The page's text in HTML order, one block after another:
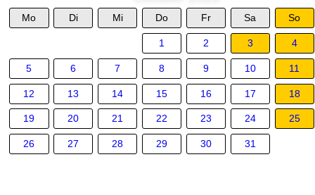
Mo Di Mi Do Fr Sa So
1 2 3 4
5 6 7 8 9 10 11
12 13 14 15 16 17 18
19 20 21 22 23 24 25
26 27 28 29 30 31